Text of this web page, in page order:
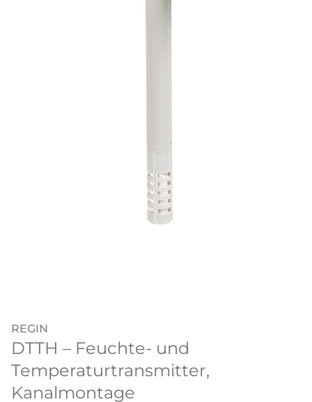
REGIN
DTTH – Feuchte- und
Temperaturtransmitter,
Kanalmontage